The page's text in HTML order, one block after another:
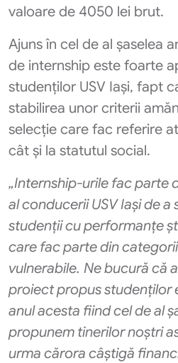
valoare de 4050 lei brut.
Ajuns în cel de al șaselea
de internship este foarte
studenților USV Iași, fapt
stabilirea unor criterii
selecție care fac referire
cât și la statutul social.
„Internship-urile fac parte
al conducerii USV Iași de
studenții cu performanțe
care fac parte din
vulnerabile. Ne bucură că
proiectpropusstudenților
anulacesta fiind cel de al
propunem tinerilor noștri
urma cărora câștigă